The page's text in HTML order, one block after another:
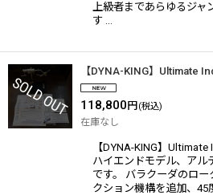
上級者まであらゆるジャ
す …
【DYNA-KING】Ultimate
118,800 円 (税込)
在庫なし
【DYNA-KING】
ハイエンドモデル、アル
です。 バラクーダのロー
クション機構を追加、45